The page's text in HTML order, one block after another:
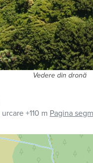
Vedere din dronă
urcare +110 m Pagina